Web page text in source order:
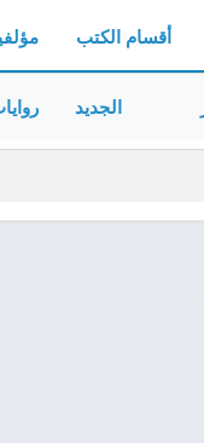
أقسام الكتب
الجديد